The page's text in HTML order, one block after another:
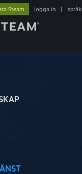
Steam logga in språk